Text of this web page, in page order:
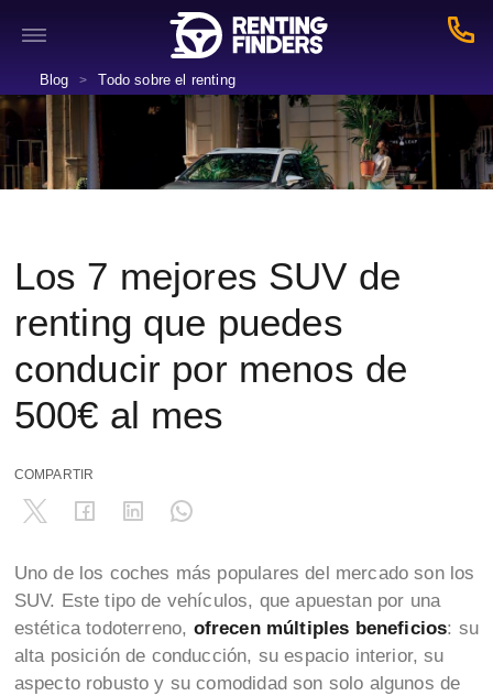
Blog > Todo sobre el renting
Los 7 mejores SUV de
renting que puedes
conducir por menos de
500€ al mes
COMPARTIR
Uno de los coches más populares del mercado son los
SUV. Este tipo de vehículos, que apuestan por una
estética todoterreno, ofrecen múltiples beneficios: su
alta posición de conducción, su espacio interior, su
aspecto robusto y su comodidad son solo algunos de